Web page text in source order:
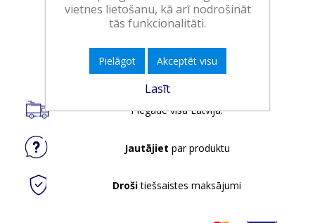
Minimālais daudzums:1
Ielikt grozā
Piegāde visā Latvijā.
Jautājiet par produktu
Drošitiešsaistes maksājumi
vietnes lietošanu, kā arī nodrošināt
tās funkcionalitāti.
Pielāgot Akceptēt visu
Lasīt